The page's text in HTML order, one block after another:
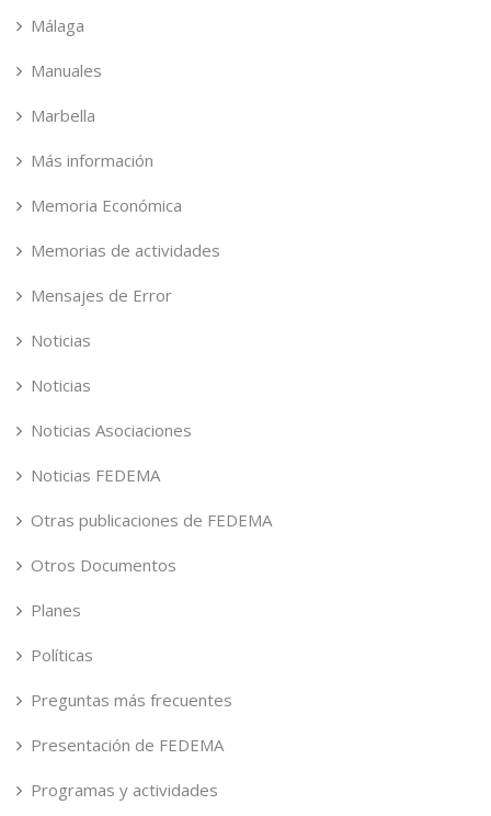
Málaga
Manuales
Marbella
Más información
Memoria Económica
Memorias de actividades
Mensajes de Error
Noticias
Noticias
Noticias Asociaciones
Noticias FEDEMA
Otras publicaciones de FEDEMA
Otros Documentos
Planes
Políticas
Preguntas más frecuentes
Presentación de FEDEMA
Programas y actividades